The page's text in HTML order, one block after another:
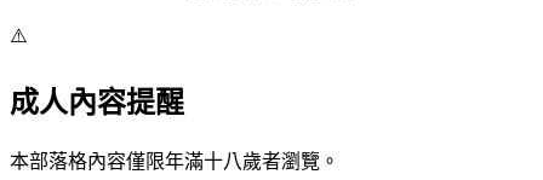
⚠️
成人內容提醒
本部落格內容僅限年滿十八歲者瀏覽。